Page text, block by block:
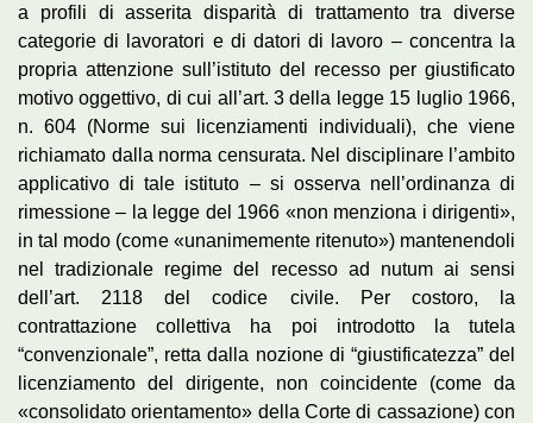
a profili di asserita disparità di trattamento tra diverse
categorie di lavoratori e di datori di lavoro – concentra la
propria attenzione sull’istituto del recesso per giustificato
motivo oggettivo, di cui all’art. 3 della legge 15 luglio 1966,
n. 604 (Norme sui licenziamenti individuali), che viene
richiamato dalla norma censurata. Nel disciplinare l’ambito
applicativo di tale istituto – si osserva nell’ordinanza di
rimessione – la legge del 1966 «non menziona i dirigenti»,
in tal modo (come «unanimemente ritenuto») mantenendoli
nel tradizionale regime del recesso ad nutum ai sensi
dell’art. 2118 del codice civile. Per costoro, la
contrattazione collettiva ha poi introdotto la tutela
“convenzionale”, retta dalla nozione di “giustificatezza” del
licenziamento del dirigente, non coincidente (come da
«consolidato orientamento» della Corte di cassazione) con